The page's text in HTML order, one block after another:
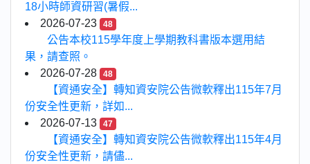
18小時師資研習(暑假...
2026-07-23
48
公告本校115學年度上學期教科書版本選用結
果，請查照。
2026-07-28
48
【資通安全】轉知資安院公告微軟釋出115年7月
份安全性更新，詳如...
2026-07-13
47
【資通安全】轉知資安院公告微軟釋出115年4月
份安全性更新，請儘...